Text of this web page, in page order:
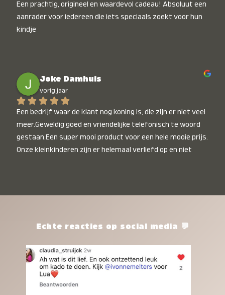
Een prachtig, origineel en waardevol cadeau! Absoluut een
aanrader voor iedereen die iets speciaals zoekt voor hun
kindje
Joke Damhuis
vorig jaar
Een bedrijf waar de klant nog koning is, die zijn er niet veel
meer.Geweldig goed en vriendelijke telefonisch te woord
gestaan.Een super mooi product voor een hele mooie prijs.
Onze kleinkinderen zijn er helemaal verliefd op en niet
het waard.Echte reacties op social media 💬